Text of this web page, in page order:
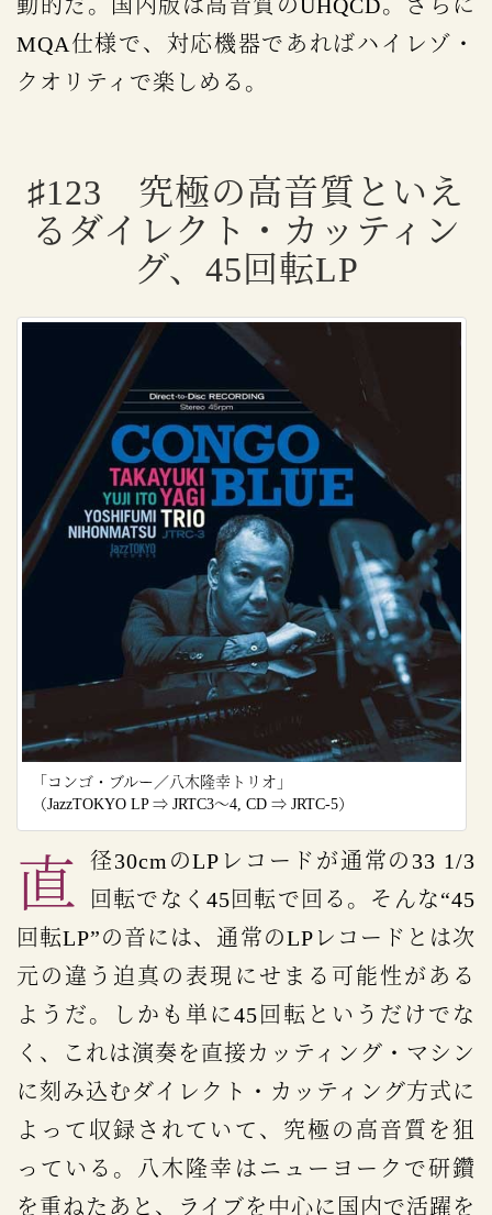
動的だ。国内版は高音質のUHQCD。さらに
MQA仕様で、対応機器であればハイレゾ・
クオリティで楽しめる。
♯123 究極の高音質といえ
るダイレクト・カッティン
グ、45回転LP
「コンゴ・ブルー／八木隆幸トリオ」
（JazzTOKYO LP ⇒ JRTC3～4, CD ⇒ JRTC-5）
直径30cmのLPレコードが通常の33 1/3
回転でなく45回転で回る。そんな“45
回転LP”の音には、通常のLPレコードとは次
元の違う迫真の表現にせまる可能性がある
ようだ。しかも単に45回転というだけでな
く、これは演奏を直接カッティング・マシン
に刻み込むダイレクト・カッティング方式に
よって収録されていて、究極の高音質を狙
っている。八木隆幸はニューヨークで研鑽
を重ねたあと、ライブを中心に国内で活躍を